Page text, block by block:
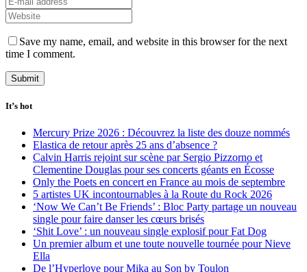
Save my name, email, and website in this browser for the next
time I comment.
It’s hot
Mercury Prize 2026 : Découvrez la liste des douze nommés
Elastica de retour après 25 ans d’absence ?
Calvin Harris rejoint sur scène par Sergio Pizzorno et
Clementine Douglas pour ses concerts géants en Écosse
Only the Poets en concert en France au mois de septembre
5 artistes UK incontournables à la Route du Rock 2026
‘Now We Can’t Be Friends’ : Bloc Party partage un nouveau
single pour faire danser les cœurs brisés
‘Shit Love’ : un nouveau single explosif pour Fat Dog
Un premier album et une toute nouvelle tournée pour Nieve
Ella
De l’Hyperlove pour Mika au Son by Toulon